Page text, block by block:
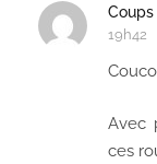
19h42
Avec
ces